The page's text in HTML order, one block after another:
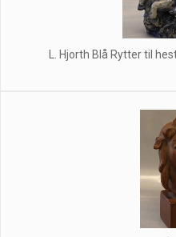
L. Hjorth Blå Rytter til